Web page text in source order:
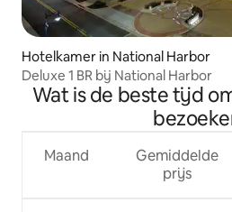
Hotelkamer in National Harbor
Deluxe 1 BR bij National Harbor
Wat is de beste tijd
Maand
Gemiddelde
prijs